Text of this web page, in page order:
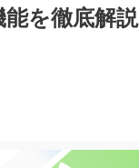
能を徹底解説